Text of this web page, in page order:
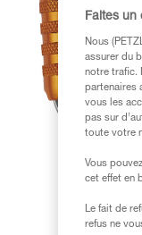
Faites un
Nous
assurer du
notre trafic.
partenaires
vous les
pas sur
toute votre
Vous
cet effet en
Le fait de
refus ne